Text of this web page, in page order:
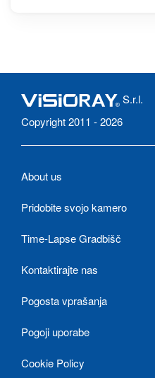
S.r.l.
Copyright 2011 - 2026
About us
Pridobite svojo kamero
Time-Lapse Gradbišč
Kontaktirajte nas
Pogosta vprašanja
Pogoji uporabe
Cookie Policy